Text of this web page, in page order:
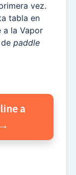
vez.
tabla en
a la Vapor
paddle
a